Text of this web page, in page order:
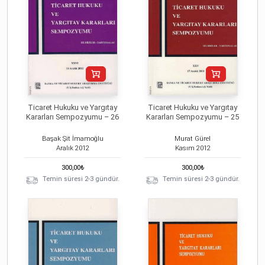
Ticaret Hukuku ve Yargıtay
Kararları Sempozyumu – 26
Başak Şit İmamoğlu
Aralık 2012
300,00₺
Temin süresi 2-3 gündür.
Ticaret Hukuku ve Yargıtay
Kararları Sempozyumu – 25
Murat Gürel
Kasım 2012
300,00₺
Temin süresi 2-3 gündür.